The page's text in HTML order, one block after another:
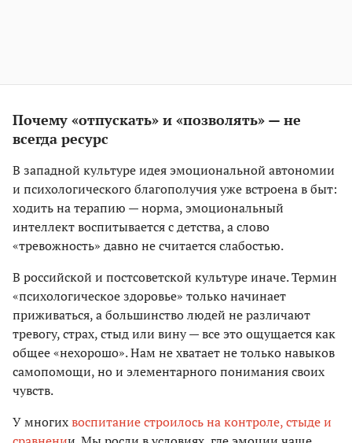
Почему «отпускать» и «позволять» — не
всегда ресурс
В западной культуре идея эмоциональной автономии
и психологического благополучия уже встроена в быт:
ходить на терапию — норма, эмоциональный
интеллект воспитывается с детства, а слово
«тревожность» давно не считается слабостью.
В российской и постсоветской культуре иначе. Термин
«психологическое здоровье» только начинает
приживаться, а большинство людей не различают
тревогу, страх, стыд или вину — все это ощущается как
общее «нехорошо». Нам не хватает не только навыков
самопомощи, но и элементарного понимания своих
чувств.
У многихвоспитание строилось на контроле, стыде и